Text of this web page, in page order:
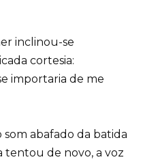
inclinou-se
cortesia:
importaria de me
abafado da batida
tentou de novo, a voz